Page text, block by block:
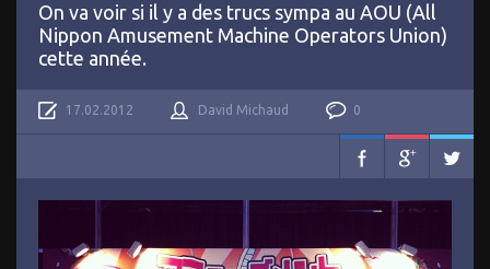
On va voir si il y a des trucs sympa au AOU (All
Nippon Amusement Machine Operators Union)
cette année.
17.02.2012 David Michaud 0